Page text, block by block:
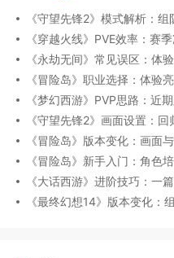
《守望先锋2》模式解析：
《穿越火线》PVE效率：赛
《永劫无间》常见误区：体
《冒险岛》职业选择：体验
《梦幻西游》PVP思路：近
《守望先锋2》画面设置：
《冒险岛》版本变化：画面
《冒险岛》新手入门：角色
《大话西游》进阶技巧：一
《最终幻想14》版本变化：